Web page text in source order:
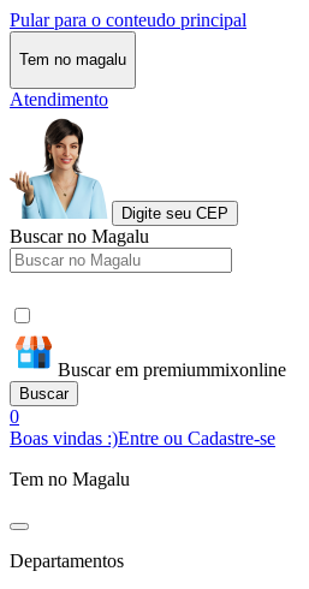
Pular para o conteudo principal
Tem no magalu
Atendimento
Digite seu CEP
Buscar no Magalu
Buscar em premiummixonline
Buscar
0
Boas vindas :)Entre ou Cadastre-se
Tem no Magalu
Departamentos